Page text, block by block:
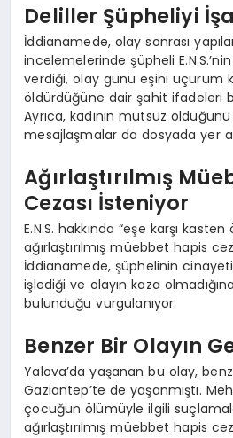
Deliller Şüpheliyi
İddianamede, olay sonrası
incelemelerinde şüpheli
verdiği, olay günü eşini uçurum
öldürdüğüne dair şahit ifadeleri
Ayrıca, kadının mutsuz
mesajlaşmalar da dosyada yer
Ağırlaştırılmış
Cezası İsteniyor
E.N.S. hakkında “eşe karşı
ağırlaştırılmış müebbet hapis
İddianamede, şüphelinin
işlediği ve olayın kaza
bulunduğu vurgulanıyor.
Benzer Bir Olayın
Yalova’da yaşanan bu olay,
Gaziantep’te de yaşanmıştı.
çocuğun ölümüyle ilgili
ağırlaştırılmış müebbet hapis